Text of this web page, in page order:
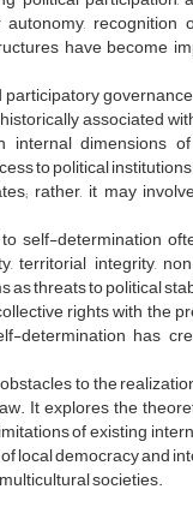
have become
associated
dimensions
to political
rather, it may
self-determination
territorial integrity,
threats to political
rights with the
has
to the
It explores the
of existing
local democracy and
societies.